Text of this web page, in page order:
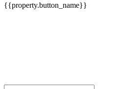
{{property.button_name}}